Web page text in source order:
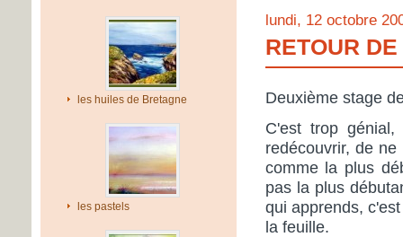
les huiles de Bretagne
les pastels
lundi, 12 octobre
RETOUR
Deuxième stage
C'est trop
redécouvrir, de
comme la plus
pas la plus
qui apprends,
la feuille.